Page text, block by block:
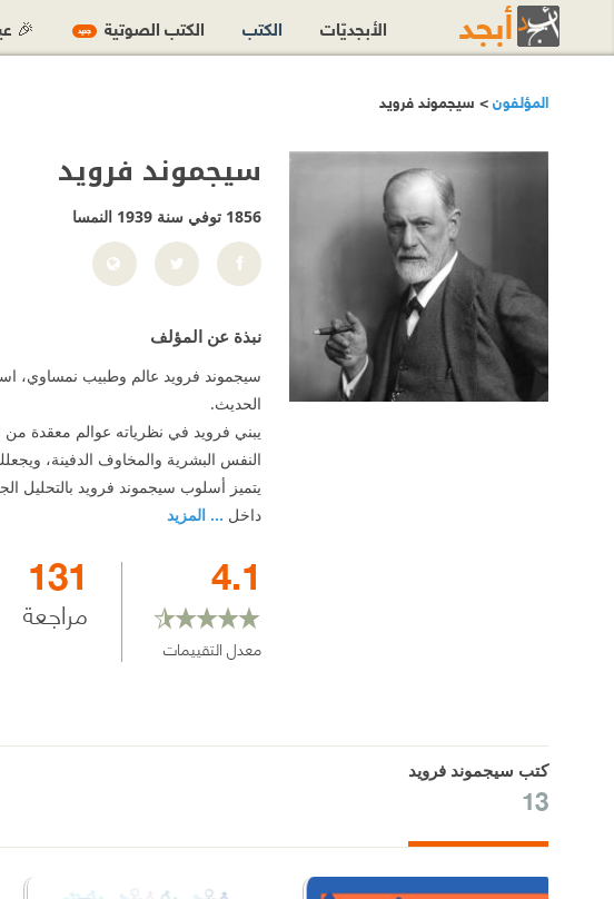
المؤلفون> سيجموند فرويد
سيجموند فرويد
1856 توفي سنة 1939 النمسا
نبذة عن المؤلف
سيجموند فرويد عالم وطبيب نمساوي،
الحديث.
يبني فرويد في نظرياته عوالم معقدة
النفس البشرية والمخاوف الدفينة،
يتميز أسلوب سيجموند فرويد بالتحليل
داخل ... المزيد
4.1
معدل التقييمات
131
مراجعة
كتب سيجموند فرويد
13
الأبجديّات الكتب الكتب الصوتية جديد 🎉